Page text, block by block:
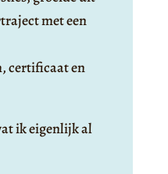
met een
certificaat en
ik eigenlijk al